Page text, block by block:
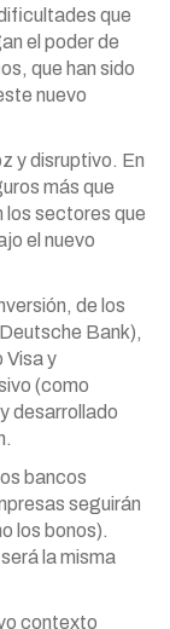
que
el poder de
que han sido
nuevo
y disruptivo. En
más que
los sectores que
el nuevo
de los
Bank),
Visa y
(como
desarrollado
bancos
seguirán
los bonos).
la misma
contexto